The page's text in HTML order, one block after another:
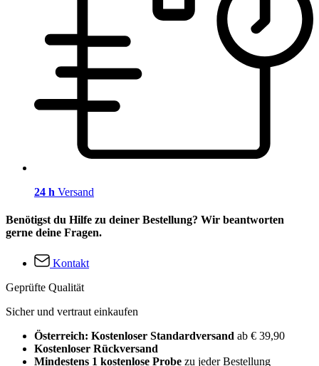
24 h Versand
Benötigst du Hilfe zu deiner Bestellung? Wir beantworten
gerne deine Fragen.
Kontakt
Geprüfte Qualität
Sicher und vertraut einkaufen
Österreich: Kostenloser Standardversand ab € 39,90
Kostenloser Rückversand
Mindestens 1 kostenlose Probe zu jeder Bestellung